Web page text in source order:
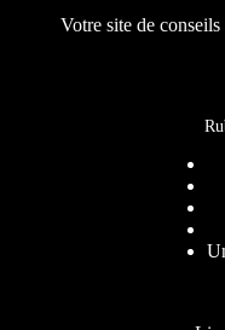
Votre site de